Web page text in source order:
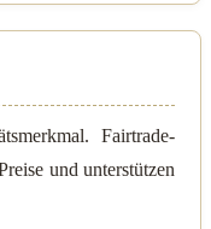
Fairtrade-
und unterstützen